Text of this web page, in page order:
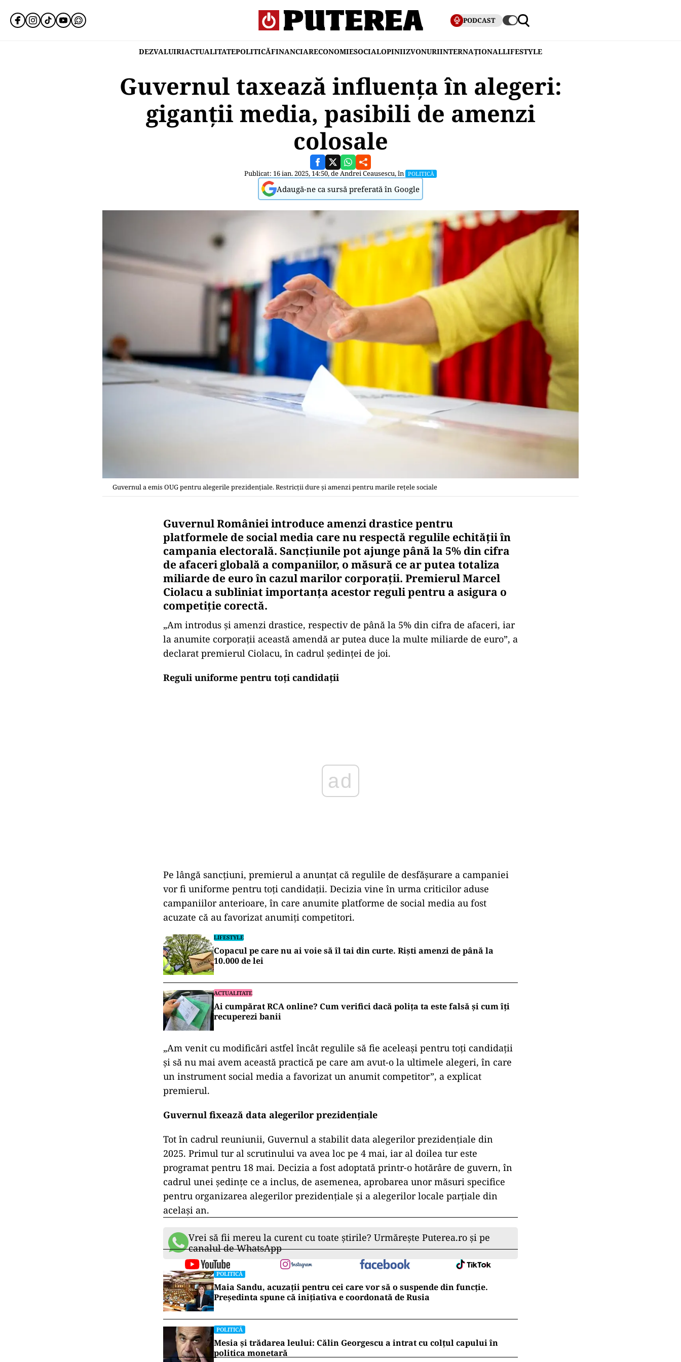
PODCAST
DEZVALUIRIACTUALITATEPOLITICĂFINANCIARECONOMIESOCIALOPINIIZVONURIINTERNAȚIONALLIFESTYLE
Guvernul taxează influența în alegeri:
giganții media, pasibili de amenzi
colosale
Publicat: 16 ian. 2025, 14:50, deAndrei Ceausescu, în POLITICĂ
Adaugă-ne ca sursă preferată în Google
Guvernul a emis OUG pentru alegerile prezidențiale. Restricții dure și amenzi pentru marile rețele sociale
Guvernul României introduce amenzi drastice pentru
platformele de social media care nu respectă regulile echității în
campania electorală. Sancțiunile pot ajunge până la 5% din cifra
de afaceri globală a companiilor, o măsură ce ar putea totaliza
miliarde de euro în cazul marilor corporații. Premierul Marcel
Ciolacu a subliniat importanța acestor reguli pentru a asigura o
competiție corectă.
„Am introdus și amenzi drastice, respectiv de până la 5% din cifra de afaceri, iar
la anumite corporații această amendă ar putea duce la multe miliarde de euro”, a
declarat premierul Ciolacu, în cadrul ședinței de joi.
Reguli uniforme pentru toți candidații
Pe lângă sancțiuni, premierul a anunțat că regulile de desfășurare a campaniei
vor fi uniforme pentru toți candidații. Decizia vine în urma criticilor aduse
campaniilor anterioare, în care anumite platforme de social media au fost
acuzate că au favorizat anumiți competitori.
LIFESTYLE
Copacul pe care nu ai voie să îl tai din curte. Riști amenzi de până la
10.000 de lei
ACTUALITATE
Ai cumpărat RCA online? Cum verifici dacă polița ta este falsă și cum îți
recuperezi banii
„Am venit cu modificări astfel încât regulile să fie aceleași pentru toți candidații
și să nu mai avem această practică pe care am avut-o la ultimele alegeri, în care
un instrument social media a favorizat un anumit competitor”, a explicat
premierul.
Guvernul fixează data alegerilor prezidențiale
Tot în cadrul reuniunii, Guvernul a stabilit data alegerilor prezidențiale din
2025. Primul tur al scrutinului va avea loc pe 4 mai, iar al doilea tur este
programat pentru 18 mai. Decizia a fost adoptată printr-o hotărâre de guvern, în
cadrul unei ședințe ce a inclus, de asemenea, aprobarea unor măsuri specifice
pentru organizarea alegerilor prezidențiale și a alegerilor locale parțiale din
același an.
Vrei să fii mereu la curent cu toate știrile? Urmărește Puterea.ro și pe
canalul de WhatsApp
POLITICĂ
Maia Sandu, acuzații pentru cei care vor să o suspende din funcție.
Președinta spune că inițiativa e coordonată de Rusia
POLITICĂ
Mesia și trădarea leului: Călin Georgescu a intrat cu colțul capului în
politica monetară